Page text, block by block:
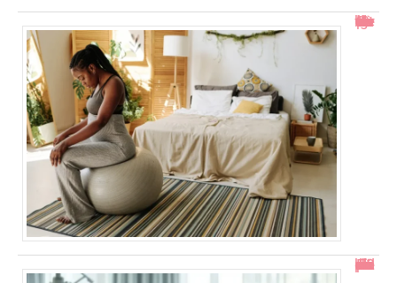
Col ouvert à 1 doigt : accouchement dans combien de temps ?
En combien de temps se résorbe un décollement placentaire ?